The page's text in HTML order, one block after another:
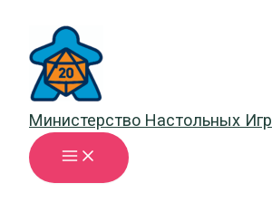
содержимому
Министерство Настольных Игр